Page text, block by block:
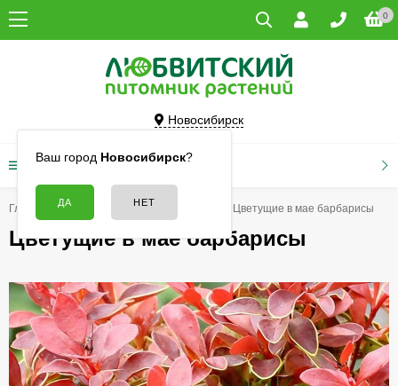
0
Новосибирск
Ваш город Новосибирск?
КАТАЛОГ ТОВАРОВ
Главная Цветущие в мае барбарисы
Цветущие в мае барбарисы